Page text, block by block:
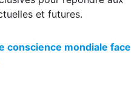
et futures.
conscience mondiale face